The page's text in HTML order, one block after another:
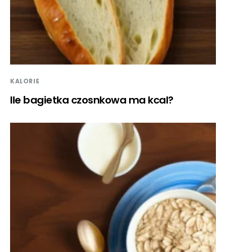
KALORIE
Ile bagietka czosnkowa ma kcal?